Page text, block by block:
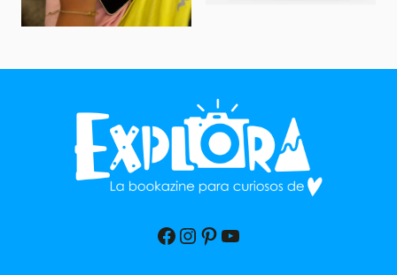
Facebook
Instagram
Pinterest
YouTube